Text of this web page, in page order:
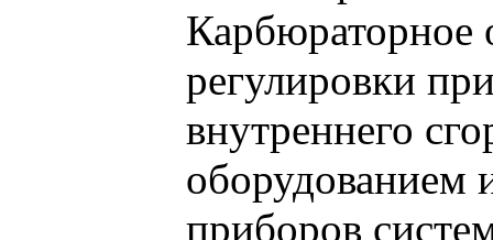
Карбюраторное
регулировки
внутреннего
оборудованием
приборов